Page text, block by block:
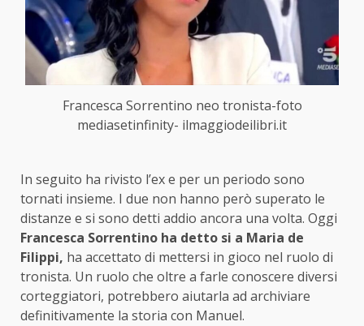
Francesca Sorrentino neo tronista-foto
mediasetinfinity- ilmaggiodeilibri.it
In seguito ha rivisto l’ex e per un periodo sono
tornati insieme. I due non hanno però superato le
distanze e si sono detti addio ancora una volta. Oggi
Francesca Sorrentino ha detto si a Maria de
Filippi, ha accettato di mettersi in gioco nel ruolo di
tronista. Un ruolo che oltre a farle conoscere diversi
corteggiatori, potrebbero aiutarla ad archiviare
definitivamente la storia con Manuel.